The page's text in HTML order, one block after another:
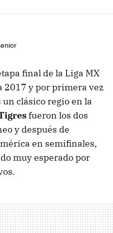
final de la Liga MX
2017 y por primera vez
clásico regio en la
fueron los dos
y después de
en semifinales,
muy esperado por